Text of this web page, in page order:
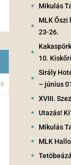
Mikulás
MLK Őszi
23-26.
10.
Sirály
– június
XVIII.
Utazás!
Mikulás
MLK